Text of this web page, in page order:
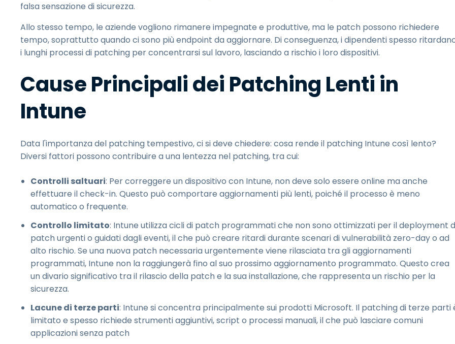
falsa sensazione di sicurezza.
Allo stesso tempo, le aziende vogliono rimanere impegnate e produttive, ma le patch possono richiedere
tempo, soprattutto quando ci sono più endpoint da aggiornare. Di conseguenza, i dipendenti spesso
i lunghi processi di patching per concentrarsi sul lavoro, lasciando a rischio i loro dispositivi.
Cause Principali dei Patching Lenti in
Intune
Data l'importanza del patching tempestivo, ci si deve chiedere: cosa rende il patching Intune così lento?
Diversi fattori possono contribuire a una lentezza nel patching, tra cui:
Controlli saltuari: Per correggere un dispositivo con Intune, non deve solo essere online ma anche
effettuare il check-in. Questo può comportare aggiornamenti più lenti, poiché il processo è meno
automatico o frequente.
Controllo limitato: Intune utilizza cicli di patch programmati che non sono ottimizzati per il deployment
patch urgenti o guidati dagli eventi, il che può creare ritardi durante scenari di vulnerabilità zero-day o ad
alto rischio. Se una nuova patch necessaria urgentemente viene rilasciata tra gli aggiornamenti
programmati, Intune non la raggiungerà fino al suo prossimo aggiornamento programmato. Questo crea
un divario significativo tra il rilascio della patch e la sua installazione, che rappresenta un rischio per la
sicurezza.
Lacune di terze parti: Intune si concentra principalmente sui prodotti Microsoft. Il patching di terze parti
limitato e spesso richiede strumenti aggiuntivi, script o processi manuali, il che può lasciare comuni
applicazioni senza patch